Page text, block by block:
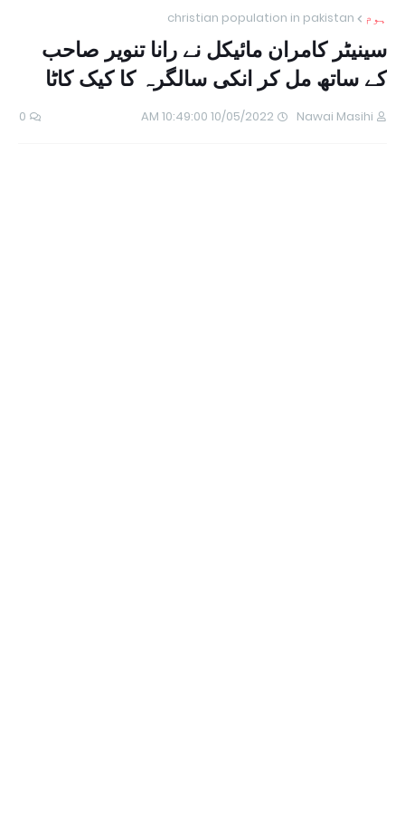
ہوم christian population in pakistan
سینیٹر کامران مائیکل نے رانا تنویر صاحب
کے ساتھ مل کر انکی سالگرہ کا کیک کاٹا
Nawai Masihi
10/05/2022 10:49:00 AM
0